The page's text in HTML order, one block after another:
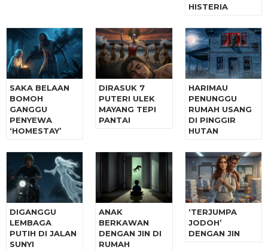
HISTERIA
SAKA BELAAN
BOMOH
GANGGU
PENYEWA
‘HOMESTAY’
DIRASUK 7
PUTERI ULEK
MAYANG TEPI
PANTAI
HARIMAU
PENUNGGU
RUMAH USANG
DI PINGGIR
HUTAN
DIGANGGU
LEMBAGA
PUTIH DI JALAN
SUNYI
ANAK
BERKAWAN
DENGAN JIN DI
RUMAH
‘TERJUMPA
JODOH’
DENGAN JIN